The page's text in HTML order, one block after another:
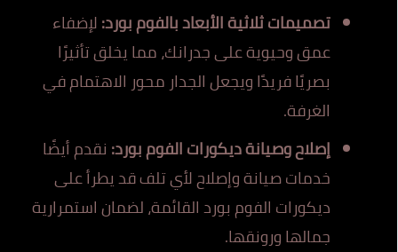
تصميمات ثلاثية الأبعاد بالفوم بورد:لإضفاء
عمق وحيوية على جدرانك، مما يخلق تأثيرًا
بصريًا فريدًا ويجعل الجدار محور الاهتمام في
الغرفة.
إصلاح وصيانة ديكورات الفوم بورد: نقدم أيضًا
خدمات صيانة وإصلاح لأي تلف قد يطرأ على
ديكورات الفوم بورد القائمة، لضمان استمرارية
جمالها ورونقها.